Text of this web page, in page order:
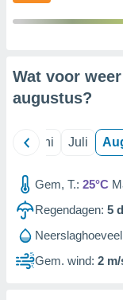
Wat voor
augustus?
Juni Juli
Gem, T.: 25°C
Regendagen: 5
Gem. wind: 2